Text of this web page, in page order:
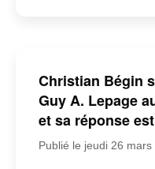
Christian Bégin
Guy A. Lepage
et sa réponse
Publié le jeudi 26